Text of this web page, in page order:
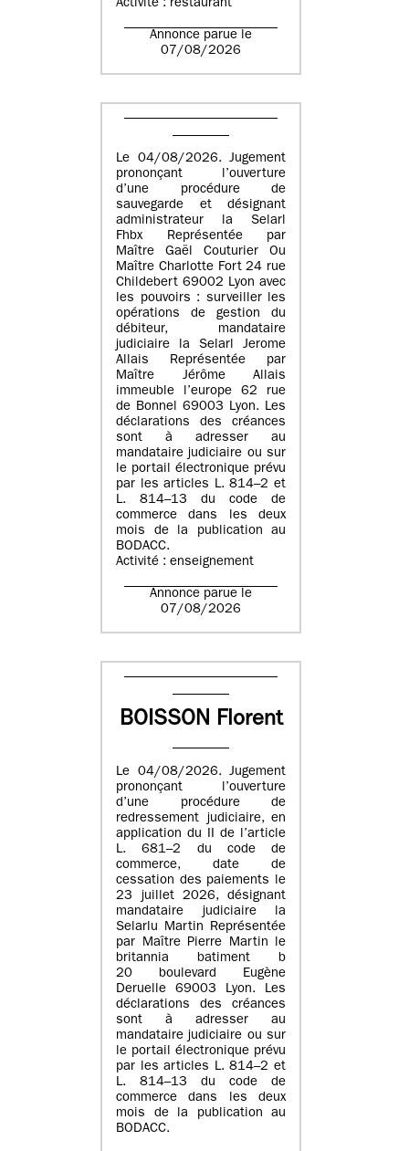
Activité : restaurant
Annonce parue le
07/08/2026
Le 04/08/2026. Jugement
prononçant l’ouverture
d’une procédure de
sauvegarde et désignant
administrateur la Selarl
Fhbx Représentée par
Maître Gaël Couturier Ou
Maître Charlotte Fort 24 rue
Childebert 69002 Lyon avec
les pouvoirs : surveiller les
opérations de gestion du
débiteur, mandataire
judiciaire la Selarl Jerome
Allais Représentée par
Maître Jérôme Allais
immeuble l’europe 62 rue
de Bonnel 69003 Lyon. Les
déclarations des créances
sont à adresser au
mandataire judiciaire ou sur
le portail électronique prévu
par les articles L. 814–2 et
L. 814–13 du code de
commerce dans les deux
mois de la publication au
BODACC.
Activité : enseignement
Annonce parue le
07/08/2026
BOISSON Florent
Le 04/08/2026. Jugement
prononçant l’ouverture
d’une procédure de
redressement judiciaire, en
application du II de l’article
L. 681–2 du code de
commerce, date de
cessation des paiements le
23 juillet 2026, désignant
mandataire judiciaire la
Selarlu Martin Représentée
par Maître Pierre Martin le
britannia batiment b
20 boulevard Eugène
Deruelle 69003 Lyon. Les
déclarations des créances
sont à adresser au
mandataire judiciaire ou sur
le portail électronique prévu
par les articles L. 814–2 et
L. 814–13 du code de
commerce dans les deux
mois de la publication au
BODACC.